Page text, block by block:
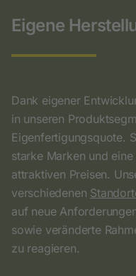
Eigene
Dank eigener
in unseren
Eigenfertigungsquote.
starke Marken und
attraktiven Preisen.
verschiedenen
auf neue
sowie veränderte
zu reagieren.